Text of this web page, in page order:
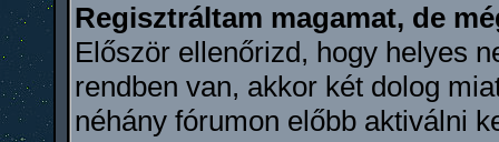
Regisztráltam magamat, de
Először ellenőrizd, hogy helyes
rendben van, akkor két dolog
néhány fórumon előbb aktiválni